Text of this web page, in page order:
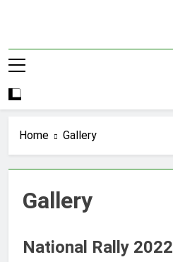
Home Gallery
Gallery
National Rally 2022